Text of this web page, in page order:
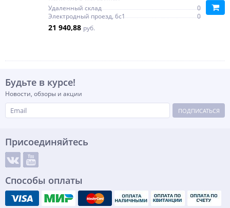
Удаленный склад
0
Электродный проезд, 6с1
0
21 940,88 руб.
Будьте в курсе!
Новости, обзоры и акции
ПОДПИСАТЬСЯ
Присоединяйтесь
Способы оплаты